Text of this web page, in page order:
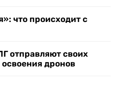
что происходит с
отправляют своих
дронов